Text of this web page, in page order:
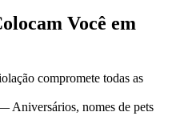
Você em
compromete todas as
Aniversários, nomes de pets